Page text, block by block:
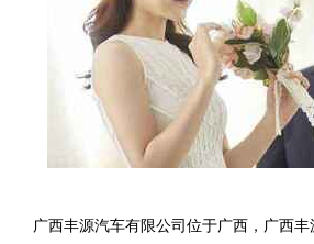
广西丰源汽车有限公司位于广西，广西丰